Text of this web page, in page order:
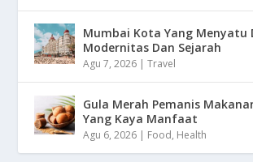
Mumbai Kota Yang Menyatu
Modernitas Dan Sejarah
Agu 7, 2026 |Travel
Gula Merah Pemanis
Yang Kaya Manfaat
Agu 6, 2026 | Food, Health